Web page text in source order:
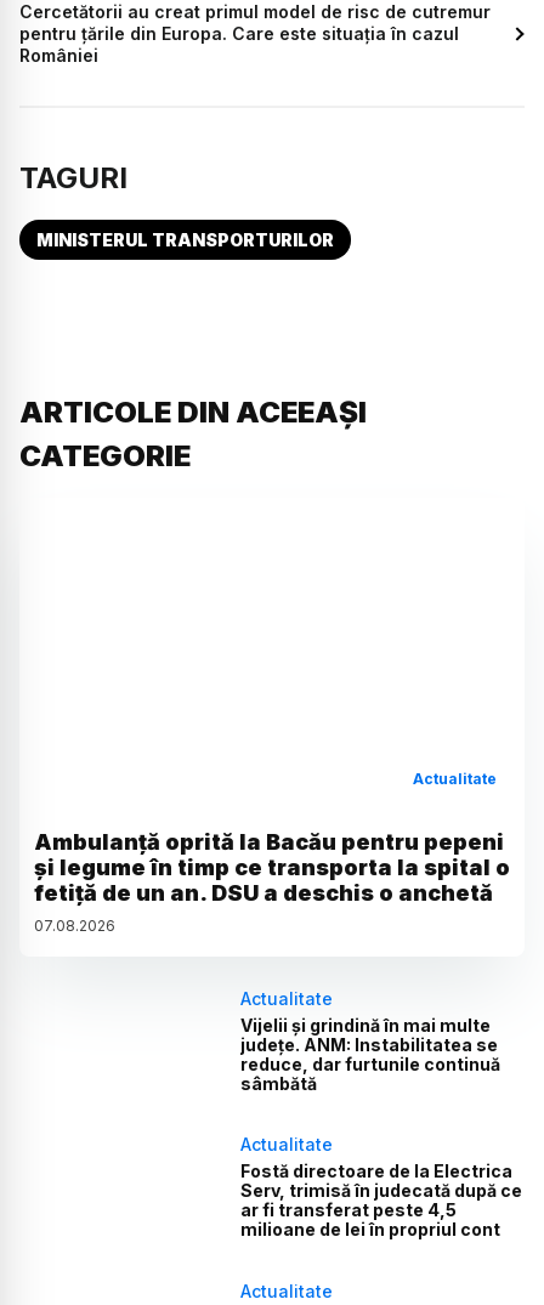
Cercetătorii au creat primul model de risc de cutremur
pentru țările din Europa. Care este situația în cazul
României
TAGURI
MINISTERUL TRANSPORTURILOR
ARTICOLE DIN ACEEAȘI
CATEGORIE
Actualitate
Ambulanță oprită la Bacău pentru pepeni
și legume în timp ce transporta la spital o
fetiță de un an. DSU a deschis o anchetă
07.08.2026
Actualitate
Vijelii și grindină în mai multe
județe. ANM: Instabilitatea se
reduce, dar furtunile continuă
sâmbătă
Actualitate
Fostă directoare de la Electrica
Serv, trimisă în judecată după ce
ar fi transferat peste 4,5
milioane de lei în propriul cont
Actualitate